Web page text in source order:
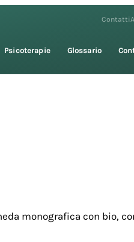
Contatti
Psicoterapie Glossario
monografica con bio,